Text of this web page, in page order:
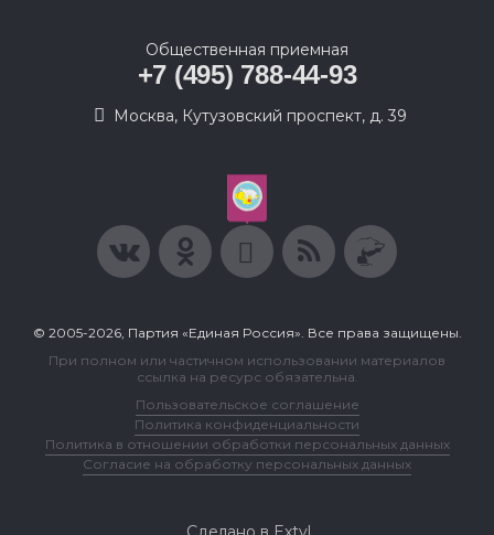
Общественная приемная
+7 (495) 788-44-93
Москва, Кутузовский проспект, д. 39
© 2005-2026, Партия «Единая Россия». Все права защищены.
При полном или частичном использовании материалов
ссылка на ресурс обязательна.
Пользовательское соглашение
Политика конфиденциальности
Политика в отношении обработки персональных данных
Согласие на обработку персональных данных